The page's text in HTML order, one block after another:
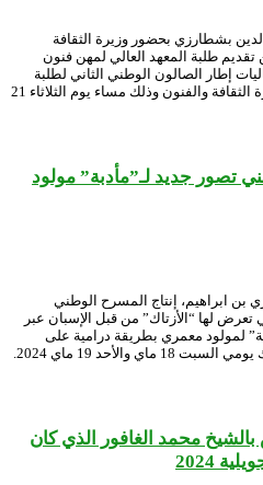
بشطارزي بحضور وزيرة الثقافة
طلبة المعهد العالي لمهن فنون
إطار الصالون الوطني الثاني لطلبة
الفنون والتراث المنظم من طرف وزارة الثقافة والفنون وذلك مساء يوم الثلاثاء 21
تصور جديد لـ”مأدبة” مولود
بن ابراهيم، إنتاج المسرح الوطني
التي تعرض لها “الأزتاك” من قبل الإسبان عبر
لمولود معمري بطريقة درامية على
خشبة المسرح الوطني الجزائري، وذلك يومي السبت 18 ماي والأحد 19 ماي 2024.
محمد الغافور الذي كان